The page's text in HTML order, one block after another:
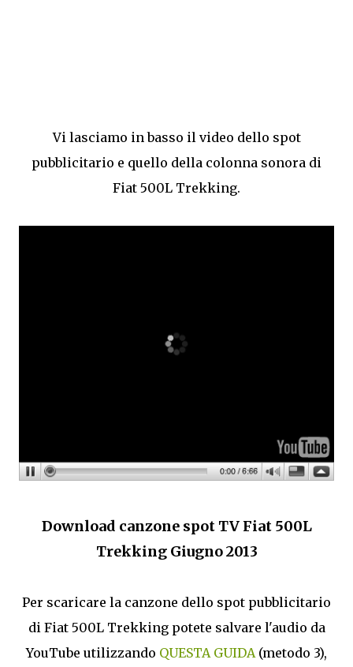
Vi lasciamo in basso il video dello spot
pubblicitario e quello della colonna sonora di
Fiat 500L Trekking.
Download canzone spot TV Fiat 500L
Trekking Giugno 2013
Per scaricare la canzone dello spot pubblicitario
di Fiat 500L Trekking potete salvare l'audio da
YouTube utilizzando QUESTA GUIDA (metodo 3),